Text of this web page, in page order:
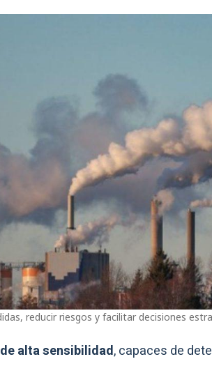
reducir riesgos y facilitar decisiones
alta sensibilidad, capaces de